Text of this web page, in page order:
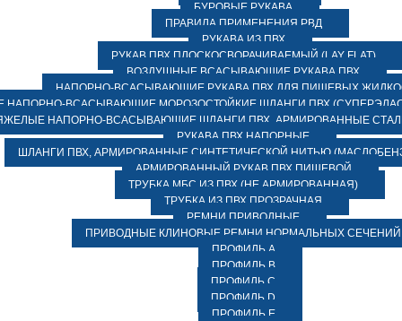
БУРОВЫЕ РУКАВА
ПРАВИЛА ПРИМЕНЕНИЯ РВД
РУКАВА ИЗ ПВХ
РУКАВ ПВХ ПЛОСКОСВОРАЧИВАЕМЫЙ (LAY FLAT)
ВОЗДУШНЫЕ ВСАСЫВАЮЩИЕ РУКАВА ПВХ
НАПОРНО-ВСАСЫВАЮЩИЕ РУКАВА ПВХ ДЛЯ ПИЩЕВЫХ
НАПОРНО-ВСАСЫВАЮЩИЕ МОРОЗОСТОЙКИЕ ШЛАНГИ ПВХ
НАПОРНО-ВСАСЫВАЮЩИЕ ШЛАНГИ ПВХ, АРМИРОВАННЫЕ
РУКАВА ПВХ НАПОРНЫЕ
ШЛАНГИ ПВХ, АРМИРОВАННЫЕ СИНТЕТИЧЕСКОЙ НИТЬЮ
АРМИРОВАННЫЙ РУКАВ ПВХ ПИЩЕВОЙ
ТРУБКА МБС ИЗ ПВХ (НЕ АРМИРОВАННАЯ)
ТРУБКА ИЗ ПВХ ПРОЗРАЧНАЯ
РЕМНИ ПРИВОДНЫЕ
ПРИВОДНЫЕ КЛИНОВЫЕ РЕМНИ НОРМАЛЬНЫХ СЕЧЕНИЙ
ПРОФИЛЬ A
ПРОФИЛЬ B
ПРОФИЛЬ C
ПРОФИЛЬ D
ПРОФИЛЬ E